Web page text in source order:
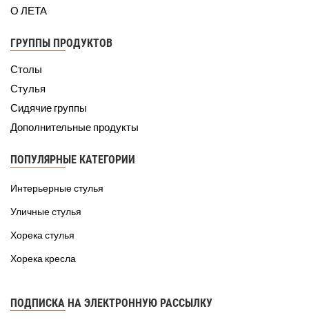
О ЛЕТА
ГРУППЫ ПРОДУКТОВ
Столы
Стулья
Сидячие группы
Дополнительные продукты
ПОПУЛЯРНЫЕ КАТЕГОРИИ
Интерьерные стулья
Уличные стулья
Хорека стулья
Хорека кресла
ПОДПИСКА НА ЭЛЕКТРОННУЮ РАССЫЛКУ